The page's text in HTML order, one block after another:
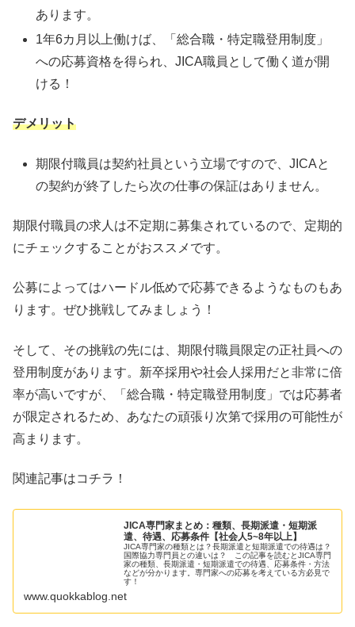
あります。
1年6カ月以上働けば、「総合職・特定職登用制度」
への応募資格を得られ、JICA職員として働く道が開
ける！
デメリット
期限付職員は契約社員という立場ですので、JICAと
の契約が終了したら次の仕事の保証はありません。
期限付職員の求人は不定期に募集されているので、定期的
にチェックすることがおススメです。
公募によってはハードル低めで応募できるようなものもあ
ります。ぜひ挑戦してみましょう！
そして、その挑戦の先には、期限付職員限定の正社員への
登用制度があります。新卒採用や社会人採用だと非常に倍
率が高いですが、「総合職・特定職登用制度」では応募者
が限定されるため、あなたの頑張り次第で採用の可能性が
高まります。
関連記事はコチラ！
JICA専門家まとめ：種類、長期派遣・短期派
遣、待遇、応募条件【社会人5~8年以上】
JICA専門家の種類とは？長期派遣と短期派遣での待遇は？
国際協力専門員との違いは？ この記事を読むとJICA専門
家の種類、長期派遣・短期派遣での待遇、応募条件・方法
などが分かります。専門家への応募を考えている方必見で
す！
www.quokkablog.net